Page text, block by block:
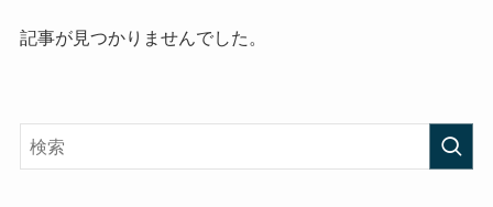
記事が見つかりませんでした。